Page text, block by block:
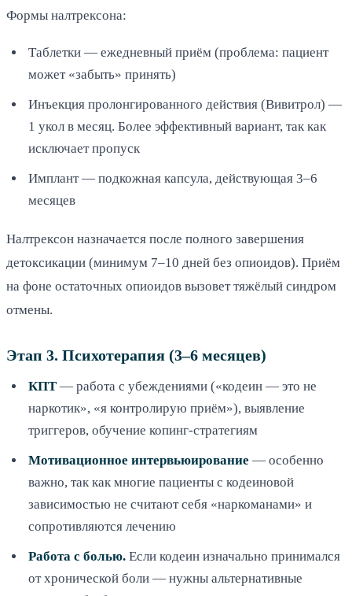
Формы налтрексона:
Таблетки — ежедневный приём (проблема: пациент
может «забыть» принять)
Инъекция пролонгированного действия (Вивитрол) —
1 укол в месяц. Более эффективный вариант, так как
исключает пропуск
Имплант — подкожная капсула, действующая 3–6
месяцев
Налтрексон назначается после полного завершения
детоксикации (минимум 7–10 дней без опиоидов). Приём
на фоне остаточных опиоидов вызовет тяжёлый синдром
отмены.
Этап 3. Психотерапия (3–6 месяцев)
КПТ — работа с убеждениями («кодеин — это не
наркотик», «я контролирую приём»), выявление
триггеров, обучение копинг-стратегиям
Мотивационное интервьюирование — особенно
важно, так как многие пациенты с кодеиновой
зависимостью не считают себя «наркоманами» и
сопротивляются лечению
Работа с болью. Если кодеин изначально принимался
от хронической боли — нужны альтернативные